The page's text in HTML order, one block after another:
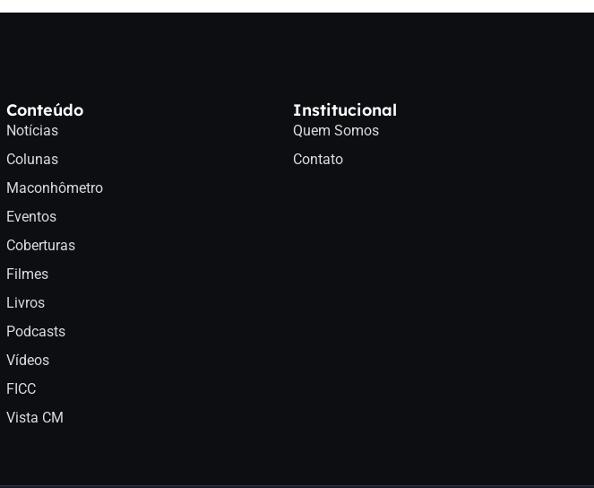
Conteúdo
Notícias
Colunas
Maconhômetro
Eventos
Coberturas
Filmes
Livros
Podcasts
Vídeos
FICC
Vista CM
Institucional
Quem Somos
Contato